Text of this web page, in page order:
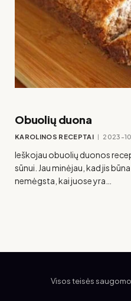
Obuolių duona
KAROLINOS RECEPTAI 2023-
Ieškojau obuolių duonos
sūnui. Jau minėjau, kad jis
nemėgsta, kai juose yra…
Visos teisės